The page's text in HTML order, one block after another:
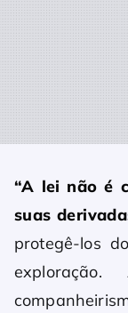
“A lei não é
suas
protegê-los